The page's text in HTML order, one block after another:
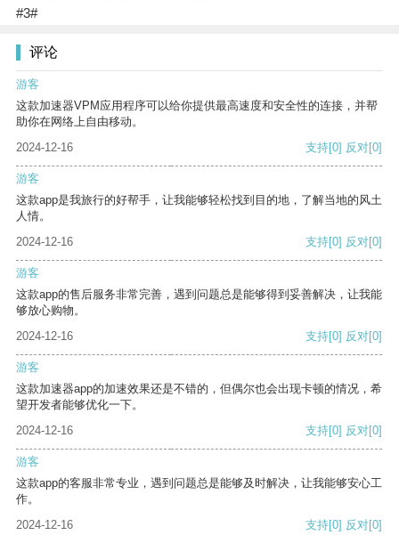
#3#
评论
游客
这款加速器VPM应用程序可以给你提供最高速度和安全性的连接，并帮
助你在网络上自由移动。
2024-12-16
支持[0] 反对[0]
游客
这款app是我旅行的好帮手，让我能够轻松找到目的地，了解当地的风土
人情。
2024-12-16
支持[0] 反对[0]
游客
这款app的售后服务非常完善，遇到问题总是能够得到妥善解决，让我能
够放心购物。
2024-12-16
支持[0] 反对[0]
游客
这款加速器app的加速效果还是不错的，但偶尔也会出现卡顿的情况，希
望开发者能够优化一下。
2024-12-16
支持[0] 反对[0]
游客
这款app的客服非常专业，遇到问题总是能够及时解决，让我能够安心工
作。
2024-12-16
支持[0] 反对[0]